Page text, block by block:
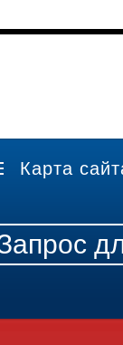
Карта